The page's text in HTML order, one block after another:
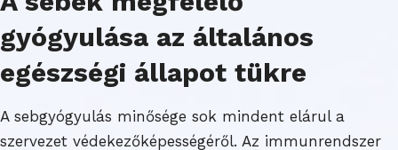
gyógyulása az általános
egészségi állapot tükre
A sebgyógyulás minősége sok mindent elárul a
szervezet védekezőképességéről. Az immunrendszer